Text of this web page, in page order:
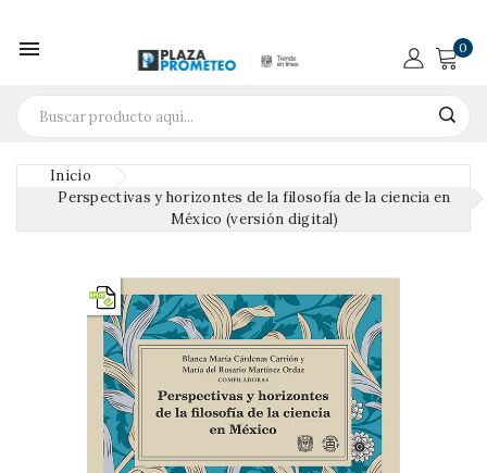
 0
Inicio
Perspectivas y horizontes de la filosofía de la ciencia en
México (versión digital)